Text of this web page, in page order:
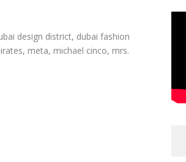
design district, dubai fashion
, meta, michael cinco, mrs.